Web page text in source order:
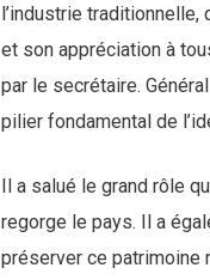
l’industrie
et son appréciation à
par le secrétaire.
pilier fondamental de
Il a salué le grand rôle
regorge le pays. Il a
préserver ce patrimoine